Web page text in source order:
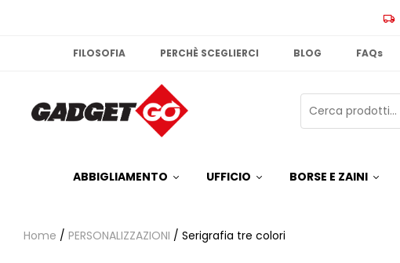
FILOSOFIA PERCHÈ SCEGLIERCI BLOG FAQs
ABBIGLIAMENTO UFFICIO BORSE E ZAINI
Home / PERSONALIZZAZIONI / Serigrafia tre colori